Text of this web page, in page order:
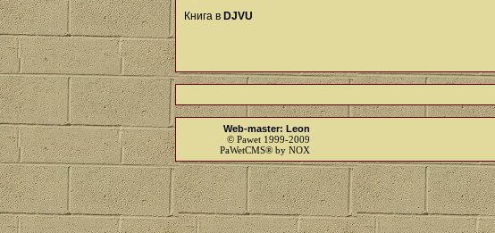
Книга в DJVU
Web-master: Leon
© Pawet 1999-2009
PaWetCMS® by NOX